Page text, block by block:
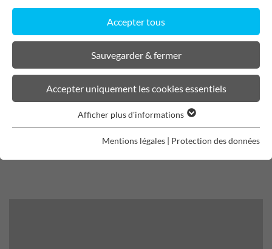
INFILTRATION
RÉTENTION
BIRCOprime®evo |
Sédimentation + filtration pour
un traitement 2 en 1
Accepter tous
Sauvegarder & fermer
Accepter uniquement les cookies essentiels
Afficher plus d'informations
Mentions légales | Protection des données